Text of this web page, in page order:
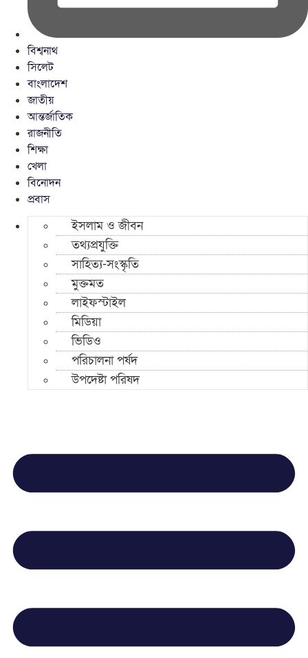
বিশ্বনাথ
সিলেট
বাংলাদেশ
জাতীয়
আন্তর্জাতিক
রাজনীতি
শিক্ষা
খেলা
বিনোদন
প্রবাস
ইসলাম ও জীবন
তথ্যপ্রযুক্তি
সাহিত্য-সংস্কৃতি
মুক্তমত
লাইফস্টাইল
মিডিয়া
ভিডিও
পরিচালনা পর্ষদ
উপদেষ্টা পরিষদ